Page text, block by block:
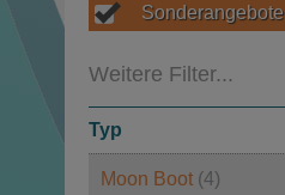
Sonderangebote
Weitere Filter...
Typ
Moon Boot (4)